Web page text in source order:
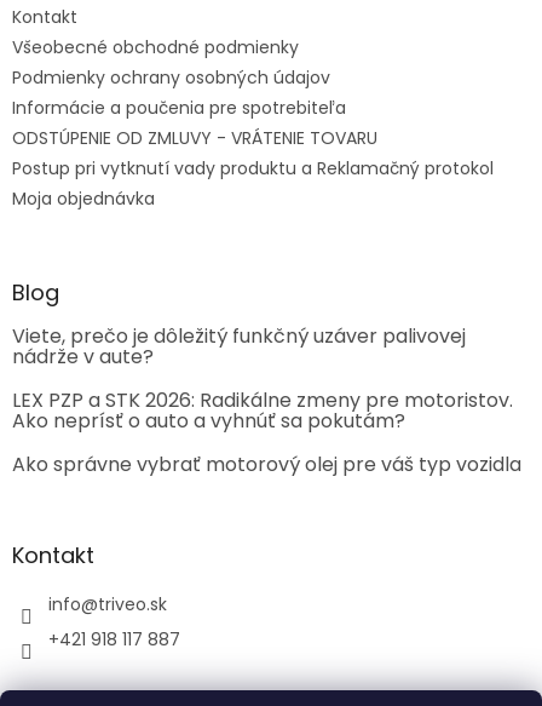
Kontakt
Všeobecné obchodné podmienky
Podmienky ochrany osobných údajov
Informácie a poučenia pre spotrebiteľa
ODSTÚPENIE OD ZMLUVY - VRÁTENIE TOVARU
Postup pri vytknutí vady produktu a Reklamačný protokol
Moja objednávka
Blog
Viete, prečo je dôležitý funkčný uzáver palivovej
nádrže v aute?
LEX PZP a STK 2026: Radikálne zmeny pre motoristov.
Ako neprísť o auto a vyhnúť sa pokutám?
Ako správne vybrať motorový olej pre váš typ vozidla
Kontakt
info@triveo.sk
+421 918 117 887